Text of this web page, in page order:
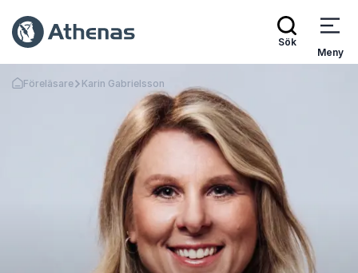
Sök
Meny
Gå tillbaka till startsidan
Föreläsare Karin Gabrielsson